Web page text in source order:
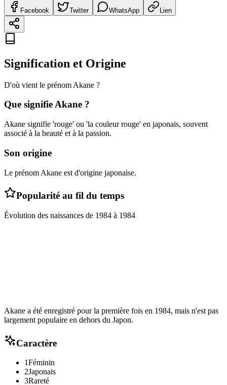
Facebook Twitter WhatsApp Lien
Signification et Origine
D'où vient le prénom Akane ?
Que signifieAkane ?
Akane signifie 'rouge' ou 'la couleur rouge' en japonais, souvent
associé à la beauté et à la passion.
Son origine
Le prénom Akane est d'origine japonaise.
Popularité au fil du temps
Évolution des naissances de 1984 à 1984
Akane a été enregistré pour la première fois en 1984, mais n'est pas
largement populaire en dehors du Japon.
Caractère
1Féminin
2Japonais
3Rareté